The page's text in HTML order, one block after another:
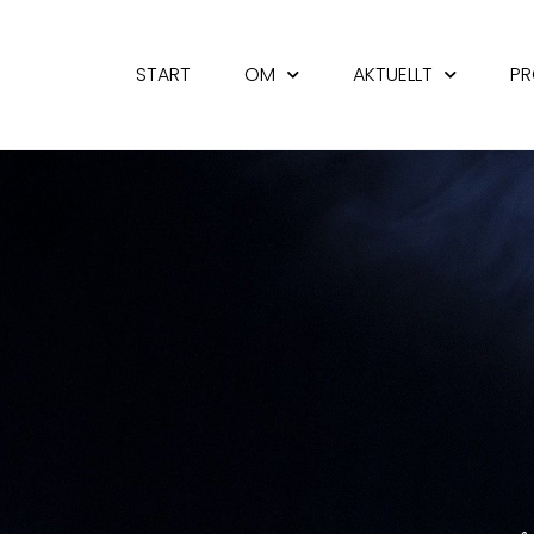
START OM AKTUELLT